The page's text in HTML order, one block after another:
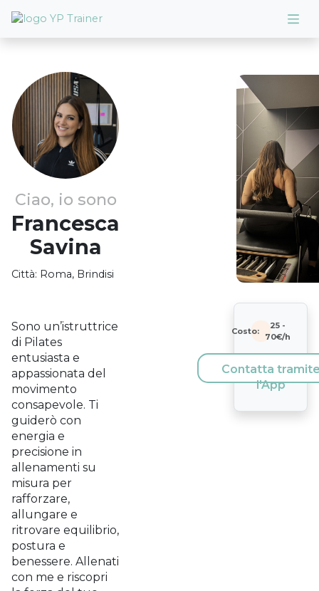
Ciao, io sono
Francesca
Savina
Città: Roma, Brindisi
Sono un’istruttrice
di Pilates
entusiasta e
appassionata del
movimento
consapevole. Ti
guiderò con
energia e
precisione in
allenamenti su
misura per
rafforzare,
allungare e
ritrovare equilibrio,
postura e
benessere. Allenati
con me e riscopri
Costo:
25 -
70€/h
Contatta
l'App